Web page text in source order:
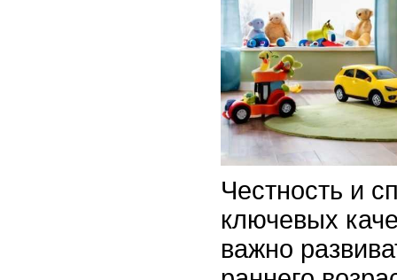
Честность и
ключевых
важно